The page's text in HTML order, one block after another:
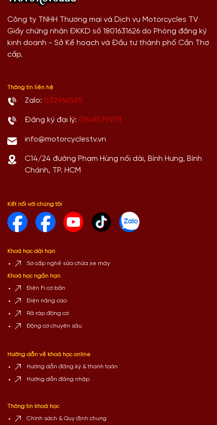
Công ty TNHH Thương mại và Dịch vụ Motorcycles TV
Giấy chứng nhận ĐKKD số 1801631626 do Phòng đăng ký
kinh doanh - Sở Kế hoạch và Đầu tư thành phố Cần Thơ
cấp.
Thông tin liên hệ
Zalo: 0329665611
Đăng ký đại lý: 0949579978
info@motorcyclestv.vn
C14/24 đường Phạm Hùng nối dài, Bình Hưng, Bình
Chánh, TP. HCM
Kết nối với chúng tôi
Khoá học dài hạn
Sơ cấp nghề sửa chữa xe máy
Khoá học ngắn hạn
Điện Fi cơ bản
Điện nâng cao
Rã ráp động cơ
Động cơ chuyên sâu
Hướng dẫn về khoá học online
Hướng dẫn đăng ký & thanh toán
Hướng dẫn đăng nhập
Thông tin khoá học
Chính sách & Quy định chung